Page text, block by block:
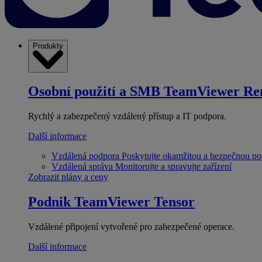
Produkty
Osobní použití a SMB TeamViewer
Rychlý a zabezpečený vzdálený přístup a IT podpora.
Další informace
Vzdálená podpora Poskytujte okamžitou a bezpečnou
Vzdálená správa Monitorujte a spravujte zařízení
Zobrazit plány a ceny
Podnik TeamViewer Tensor
Vzdálené připojení vytvořené pro zabezpečené operace.
Další informace